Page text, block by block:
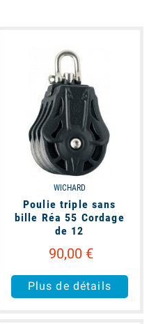
WICHARD
Poulie triple sans
bille Réa 55 Cordage
de 12
90,00 €
Plus de détails